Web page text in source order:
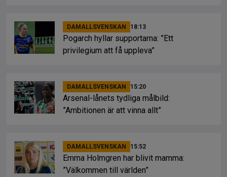
DAMALLSVENSKAN 18:13
Pogarch hyllar supportarna: ”Ett
privilegium att få uppleva”
DAMALLSVENSKAN 15:20
Arsenal-lånets tydliga målbild:
”Ambitionen är att vinna allt”
DAMALLSVENSKAN 15:52
Emma Holmgren har blivit mamma:
”Välkommen till världen”